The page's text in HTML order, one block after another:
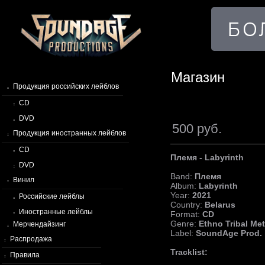
Продукция российских лейблов
CD
DVD
Продукция иностранных лейблов
CD
DVD
Винил
Российские лейблы
Иностранные лейблы
Мерчендайзинг
Распродажа
Правила
Магазин
500 руб.
Племя - Labyrinth
Band: Племя
Album: Labyrinth
Year: 2021
Country: Belarus
Format: CD
Genre: Ethno Tribal
Label: SoundAge Prod.
Tracklist: